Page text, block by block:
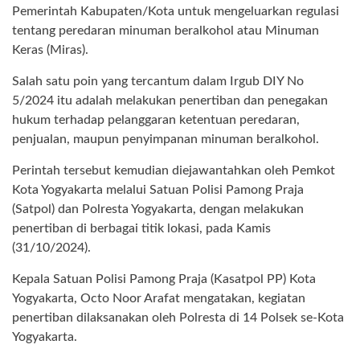
Pemerintah Kabupaten/Kota untuk mengeluarkan regulasi
tentang peredaran minuman beralkohol atau Minuman
Keras (Miras).
Salah satu poin yang tercantum dalam Irgub DIY No
5/2024 itu adalah melakukan penertiban dan penegakan
hukum terhadap pelanggaran ketentuan peredaran,
penjualan, maupun penyimpanan minuman beralkohol.
Perintah tersebut kemudian diejawantahkan oleh Pemkot
Kota Yogyakarta melalui Satuan Polisi Pamong Praja
(Satpol) dan Polresta Yogyakarta, dengan melakukan
penertiban di berbagai titik lokasi, pada Kamis
(31/10/2024).
Kepala Satuan Polisi Pamong Praja (Kasatpol PP) Kota
Yogyakarta, Octo Noor Arafat mengatakan, kegiatan
penertiban dilaksanakan oleh Polresta di 14 Polsek se-Kota
Yogyakarta.